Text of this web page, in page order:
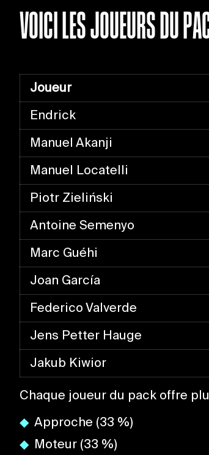
VOICI LES JOUEURS DU
Joueur
Endrick
Manuel Akanji
Manuel Locatelli
Piotr Zieliński
Antoine Semenyo
Marc Guéhi
Joan García
Federico Valverde
Jens Petter Hauge
Jakub Kiwior
Chaque joueur du pack offre
Approche (33 %)
Moteur (33 %)